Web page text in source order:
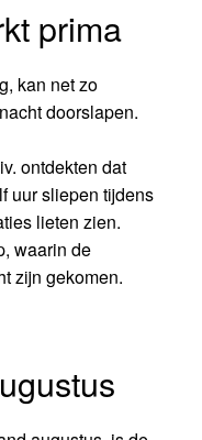
prima
kan net zo
doorslapen.
ontdekten dat
uur sliepen tijdens
lieten zien.
waarin de
zijn gekomen.